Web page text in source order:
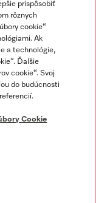
prispôsobiť
rôznych
cookie“
Ak
a technológie,
Ďalšie
cookie“. Svoj
do budúcnosti
Cookie